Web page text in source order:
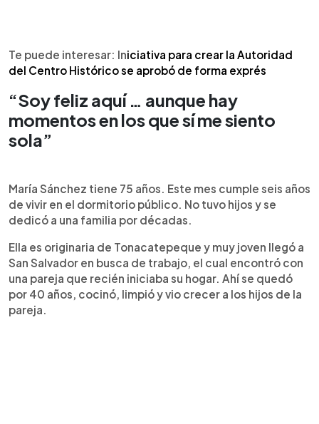
Te puede interesar: Iniciativa para crear la Autoridad
del Centro Histórico se aprobó de forma exprés
“Soy feliz aquí … aunque hay
momentos en los que sí me siento
sola”
María Sánchez tiene 75 años. Este mes cumple seis años
de vivir en el dormitorio público. No tuvo hijos y se
dedicó a una familia por décadas.
Ella es originaria de Tonacatepeque y muy joven llegó a
San Salvador en busca de trabajo, el cual encontró con
una pareja que recién iniciaba su hogar. Ahí se quedó
por 40 años, cocinó, limpió y vio crecer a los hijos de la
pareja.